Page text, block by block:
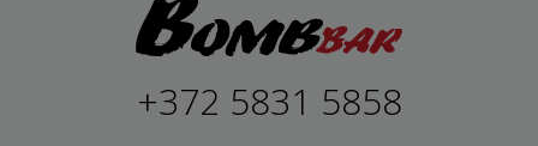
+372 5831 5858